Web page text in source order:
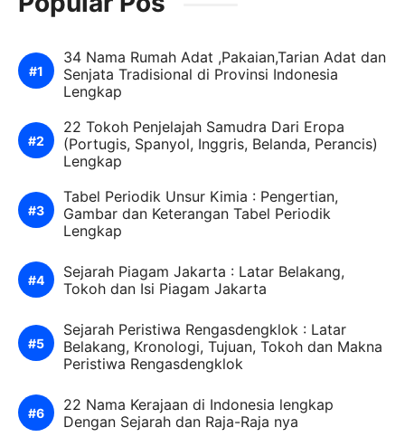
34 Nama Rumah Adat ,Pakaian,Tarian Adat dan
Senjata Tradisional di Provinsi Indonesia
Lengkap
22 Tokoh Penjelajah Samudra Dari Eropa
(Portugis, Spanyol, Inggris, Belanda, Perancis)
Lengkap
Tabel Periodik Unsur Kimia : Pengertian,
Gambar dan Keterangan Tabel Periodik
Lengkap
Sejarah Piagam Jakarta : Latar Belakang,
Tokoh dan Isi Piagam Jakarta
Sejarah Peristiwa Rengasdengklok : Latar
Belakang, Kronologi, Tujuan, Tokoh dan Makna
Peristiwa Rengasdengklok
22 Nama Kerajaan di Indonesia lengkap
Dengan Sejarah dan Raja-Raja nya